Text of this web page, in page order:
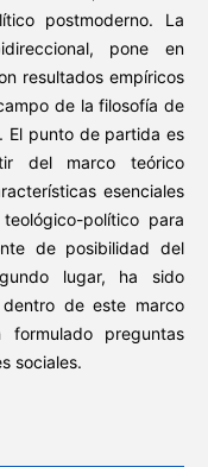
postmoderno. La
pone en
resultados empíricos
de la filosofía de
El punto de partida es
del marco teórico
esenciales
político para
de posibilidad del
lugar, ha sido
de este marco
preguntas
sociales.